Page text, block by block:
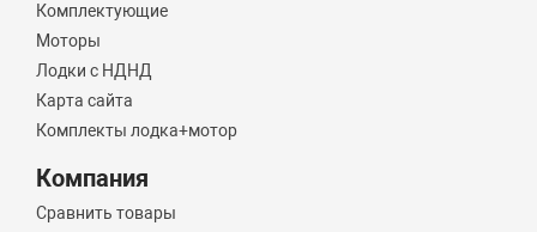
Комплектующие
Моторы
Лодки с НДНД
Карта сайта
Комплекты лодка+мотор
Компания
Сравнить товары